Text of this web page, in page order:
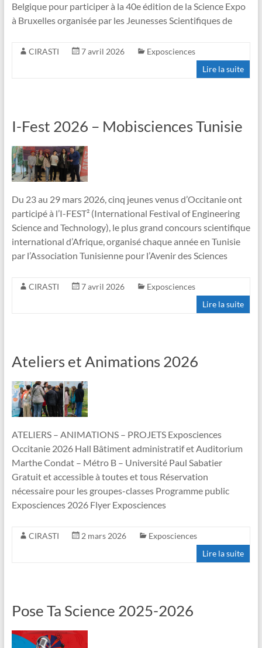
Belgique pour participer à la 40e édition de la Science Expo
à Bruxelles organisée par les Jeunesses Scientifiques de
CIRASTI 7 avril 2026
Exposciences
Lire la suite
I-Fest 2026 – Mobisciences Tunisie
Du 23 au 29 mars 2026, cinq jeunes venus d’Occitanie ont
participé à l’I-FEST² (International Festival of Engineering
Science and Technology), le plus grand concours scientifique
international d’Afrique, organisé chaque année en Tunisie
par l’Association Tunisienne pour l’Avenir des Sciences
CIRASTI 7 avril 2026
Exposciences
Lire la suite
Ateliers et Animations 2026
ATELIERS – ANIMATIONS – PROJETS Exposciences
Occitanie 2026 Hall Bâtiment administratif et Auditorium
Marthe Condat – Métro B – Université Paul Sabatier
Gratuit et accessible à toutes et tous Réservation
nécessaire pour les groupes-classes Programme public
Exposciences 2026 Flyer Exposciences
CIRASTI 2 mars 2026
Exposciences
Lire la suite
Pose Ta Science 2025-2026